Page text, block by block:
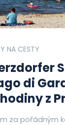
NA CESTY
di
z
za pořádným